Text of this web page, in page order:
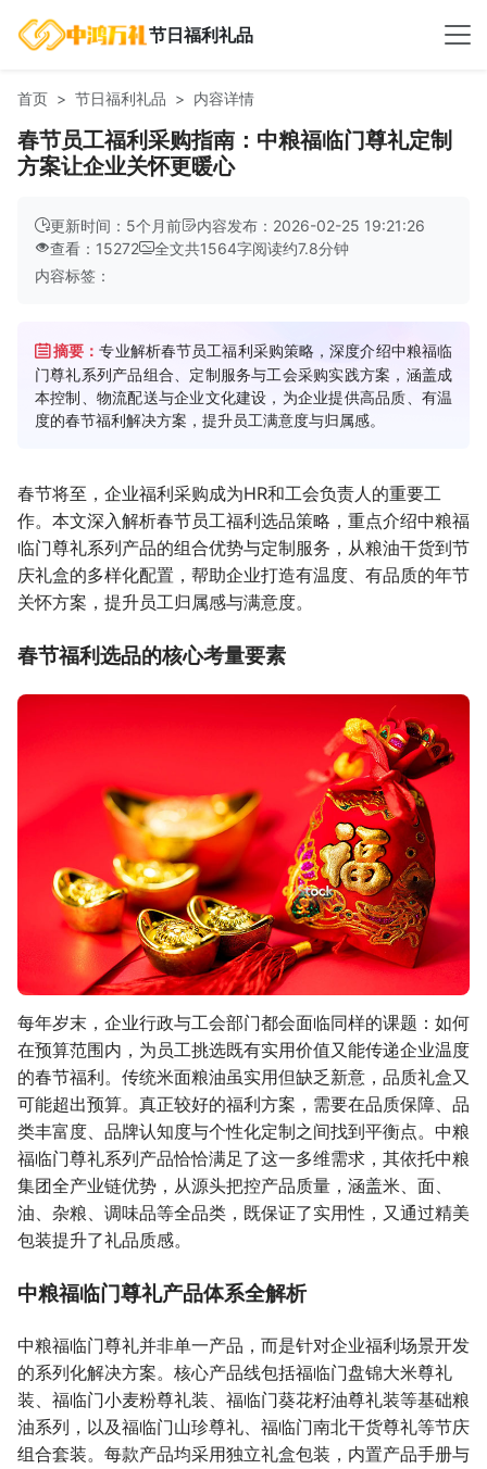
节日福利礼品
首页 节日福利礼品 内容详情
春节员工福利采购指南：中粮福临门尊礼定制
方案让企业关怀更暖心
更新时间：5个月前
内容发布：2026-02-25 19:21:26
查看：15272
全文共1564字阅读约7.8分钟
内容标签：
摘要：专业解析春节员工福利采购策略，深度介绍中粮福临
门尊礼系列产品组合、定制服务与工会采购实践方案，涵盖成
本控制、物流配送与企业文化建设，为企业提供高品质、有温
度的春节福利解决方案，提升员工满意度与归属感。
春节将至，企业福利采购成为HR和工会负责人的重要工
作。本文深入解析春节员工福利选品策略，重点介绍中粮福
临门尊礼系列产品的组合优势与定制服务，从粮油干货到节
庆礼盒的多样化配置，帮助企业打造有温度、有品质的年节
关怀方案，提升员工归属感与满意度。
春节福利选品的核心考量要素
每年岁末，企业行政与工会部门都会面临同样的课题：如何
在预算范围内，为员工挑选既有实用价值又能传递企业温度
的春节福利。传统米面粮油虽实用但缺乏新意，品质礼盒又
可能超出预算。真正较好的福利方案，需要在品质保障、品
类丰富度、品牌认知度与个性化定制之间找到平衡点。中粮
福临门尊礼系列产品恰恰满足了这一多维需求，其依托中粮
集团全产业链优势，从源头把控产品质量，涵盖米、面、
油、杂粮、调味品等全品类，既保证了实用性，又通过精美
包装提升了礼品质感。
中粮福临门尊礼产品体系全解析
中粮福临门尊礼并非单一产品，而是针对企业福利场景开发
的系列化解决方案。核心产品线包括福临门盘锦大米尊礼
装、福临门小麦粉尊礼装、福临门葵花籽油尊礼装等基础粮
油系列，以及福临门山珍尊礼、福临门南北干货尊礼等节庆
组合套装。每款产品均采用独立礼盒包装，内置产品手册与